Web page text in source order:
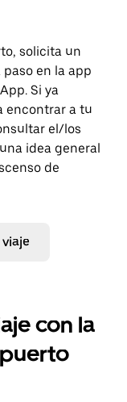
solicita un
en la app
Si ya
encontrar a tu
el/los
idea general
de
con la